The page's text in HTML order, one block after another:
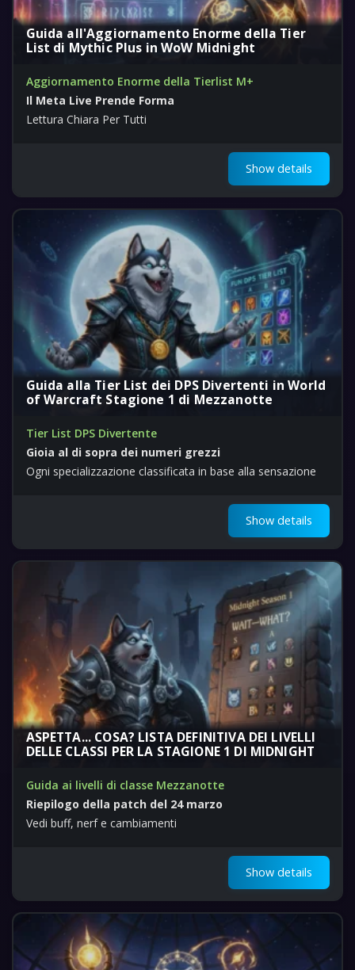
Guida all'Aggiornamento Enorme della Tier
List di Mythic Plus in WoW Midnight
Aggiornamento Enorme della Tierlist M+
Il Meta Live Prende Forma
Lettura Chiara Per Tutti
Show details
Guida alla Tier List dei DPS Divertenti in World
of Warcraft Stagione 1 di Mezzanotte
Tier List DPS Divertente
Gioia al di sopra dei numeri grezzi
Ogni specializzazione classificata in base alla sensazione
Show details
ASPETTA... COSA? LISTA DEFINITIVA DEI LIVELLI
DELLE CLASSI PER LA STAGIONE 1 DI MIDNIGHT
Guida ai livelli di classe Mezzanotte
Riepilogo della patch del 24 marzo
Vedi buff, nerf e cambiamenti
Show details